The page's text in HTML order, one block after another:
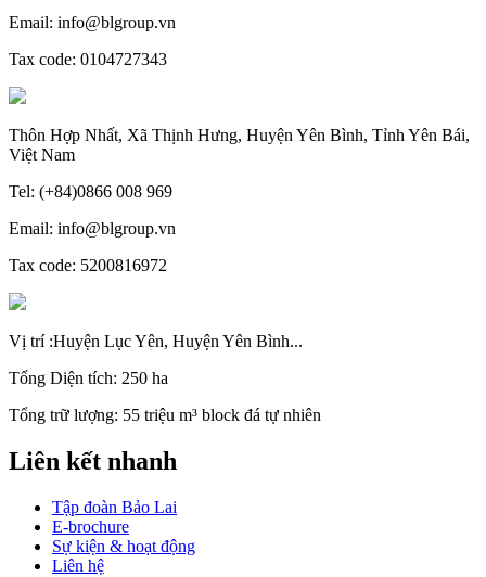
Email: info@blgroup.vn
Tax code: 0104727343
Thôn Hợp Nhất, Xã Thịnh Hưng, Huyện Yên Bình, Tỉnh Yên Bái,
Việt Nam
Tel: (+84)0866 008 969
Email: info@blgroup.vn
Tax code: 5200816972
Vị trí :Huyện Lục Yên, Huyện Yên Bình...
Tổng Diện tích: 250 ha
Tổng trữ lượng: 55 triệu m³ block đá tự nhiên
Liên kết nhanh
Tập đoàn Bảo Lai
E-brochure
Sự kiện & hoạt động
Liên hệ